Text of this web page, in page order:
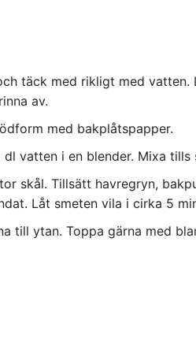
täck med rikligt med
av.
med bakplåtspapper.
vatten i en blender. Mixa tills
skål. Tillsätt havregryn,
Låt smeten vila i cirka 5
till ytan. Toppa gärna med